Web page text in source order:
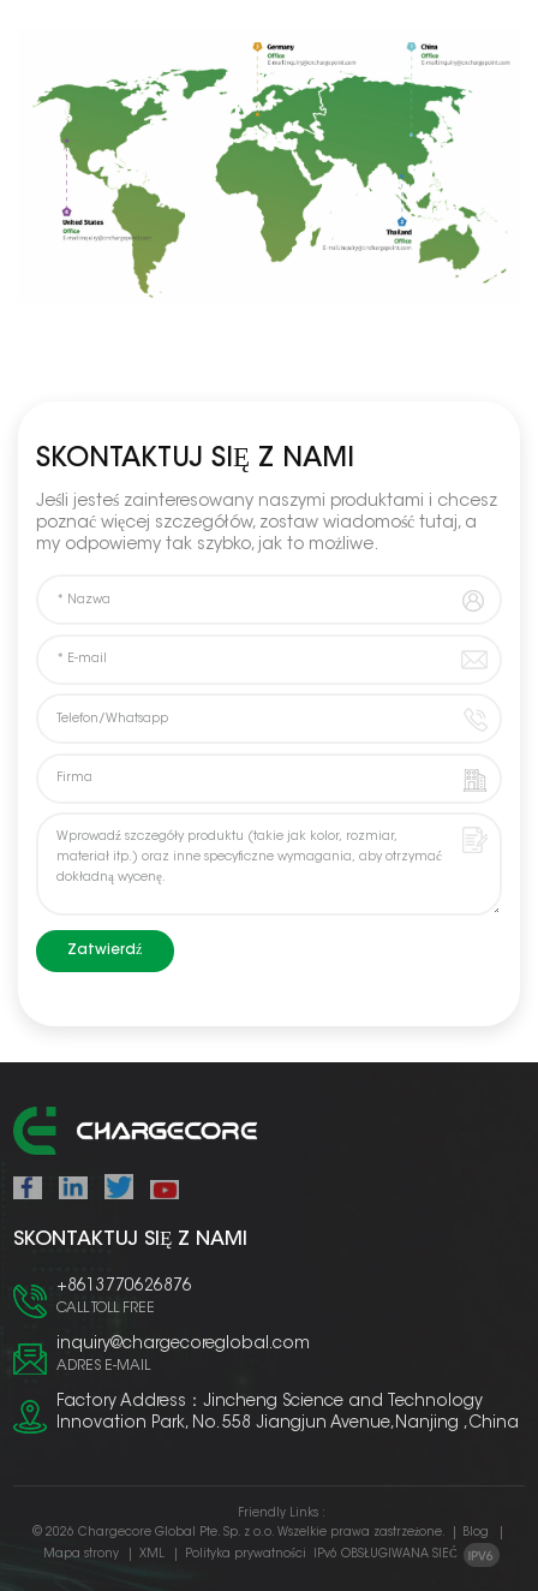
SKONTAKTUJ SIĘ Z NAMI
Jeśli jesteś zainteresowany naszymi produktami i chcesz
poznać więcej szczegółów, zostaw wiadomość tutaj, a
my odpowiemy tak szybko, jak to możliwe.
Zatwierdź
SKONTAKTUJ SIĘ Z NAMI
+8613770626876
CALL TOLL FREE
inquiry@chargecoreglobal.com
ADRES E-MAIL
Factory Address：Jincheng Science and Technology
Innovation Park, No. 558 Jiangjun Avenue,Nanjing ,China
Friendly Links :
© 2026 Chargecore Global Pte. Sp. z o.o. Wszelkie prawa zastrzeżone.
Blog
Mapa strony
XML Polityka prywatności IPv6 OBSŁUGIWANA SIEĆ